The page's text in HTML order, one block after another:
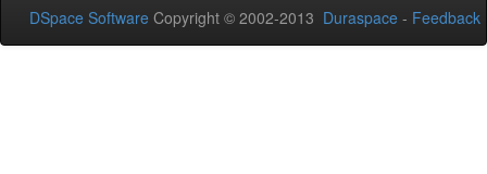
DSpace Software Copyright © 2002-2013 Duraspace - Feedback